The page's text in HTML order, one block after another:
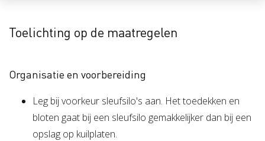
Toelichting op de maatregelen
Organisatie en voorbereiding
Leg bij voorkeur sleufsilo's aan. Het toedekken en
bloten gaat bij een sleufsilo gemakkelijker dan bij een
opslag op kuilplaten.